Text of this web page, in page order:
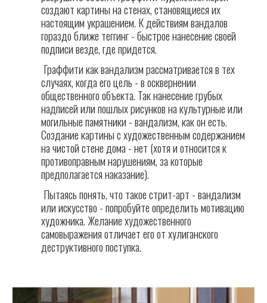
создают картины на стенах, становящиеся их
настоящим украшением. К действиям вандалов
гораздо ближе теггинг - быстрое нанесение своей
подписи везде, где придется.
Граффити как вандализм рассматривается в тех
случаях, когда его цель - в осквернении
общественного объекта. Так нанесение грубых
надписей или пошлых рисунков на культурные или
могильные памятники - вандализм, как он есть.
Создание картины с художественным содержанием
на чистой стене дома - нет (хотя и относится к
противоправным нарушениям, за которые
предполагается наказание).
Пытаясь понять, что такое стрит-арт - вандализм
или искусство - попробуйте определить мотивацию
художника. Желание художественного
самовыражения отличает его от хулиганского
деструктивного поступка.